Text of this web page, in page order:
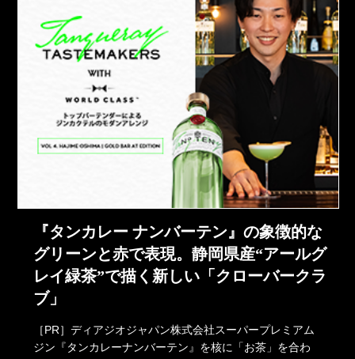
『タンカレー ナンバーテン』の象徴的な
グリーンと赤で表現。静岡県産“アールグ
レイ緑茶”で描く新しい「クローバークラ
ブ」
［PR］ディアジオジャパン株式会社スーパープレミアム
ジン『タンカレーナンバーテン』を核に「お茶」を合わ